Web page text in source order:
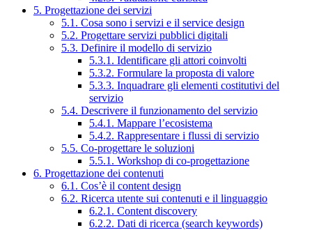
5. Progettazione dei servizi
5.1. Cosa sono i servizi e il service design
5.2. Progettare servizi pubblici digitali
5.3. Definire il modello di servizio
5.3.1. Identificare gli attori coinvolti
5.3.2. Formulare la proposta di valore
5.3.3. Inquadrare gli elementi costitutivi del
servizio
5.4. Descrivere il funzionamento del servizio
5.4.1. Mappare l’ecosistema
5.4.2. Rappresentare i flussi di servizio
5.5. Co-progettare le soluzioni
5.5.1. Workshop di co-progettazione
6. Progettazione dei contenuti
6.1. Cos’è il content design
6.2. Ricerca utente sui contenuti e il linguaggio
6.2.1. Content discovery
6.2.2. Dati di ricerca (search keywords)